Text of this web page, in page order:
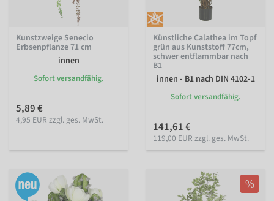
Kunstzweige Senecio
Erbsenpflanze 71 cm
innen
Sofort versandfähig.
5,89 €
4,95 EUR zzgl. ges. MwSt.
Künstliche Calathea im Topf
grün aus Kunststoff 77cm,
schwer entflammbar nach
B1
innen - B1 nach DIN 4102-1
Sofort versandfähig.
141,61 €
119,00 EUR zzgl. ges. MwSt.
%